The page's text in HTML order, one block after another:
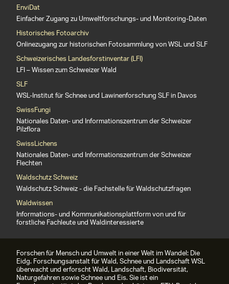
EnviDat
Einfacher Zugang zu Umweltforschungs- und Monitoring-Daten
Historisches Fotoarchiv
Onlinezugang zur historischen Fotosammlung von WSL und SLF
Schweizerisches Landesforstinventar (LFI)
LFI – Wissen zum Schweizer Wald
SLF
WSL-Institut für Schnee und Lawinenforschung SLF in Davos
SwissFungi
Nationales Daten- und Informationszentrum der Schweizer
Pilzflora
SwissLichens
Nationales Daten- und Informationszentrum der Schweizer
Flechten
Waldschutz Schweiz
Waldschutz Schweiz - die Fachstelle für Waldschutzfragen
Waldwissen
Informations- und Kommunikationsplattform von und für
forstliche Fachleute und Waldinteressierte
Forschen für Mensch und Umwelt in einer Welt im Wandel: Die
Eidg. Forschungsanstalt für Wald, Schnee und Landschaft WSL
überwacht und erforscht Wald, Landschaft, Biodiversität,
Naturgefahren sowie Schnee und Eis. Sie ist ein